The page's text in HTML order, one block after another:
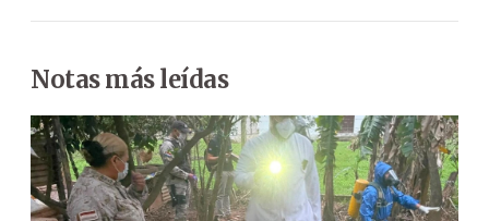
Notas más leídas